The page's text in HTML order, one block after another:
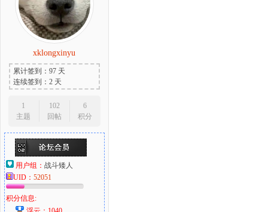
xklongxinyu
累计签到：97 天
连续签到：2 天
1
主题
102
回帖
6
积分
用户组： 战斗矮人
UID： 52051
积分信息: